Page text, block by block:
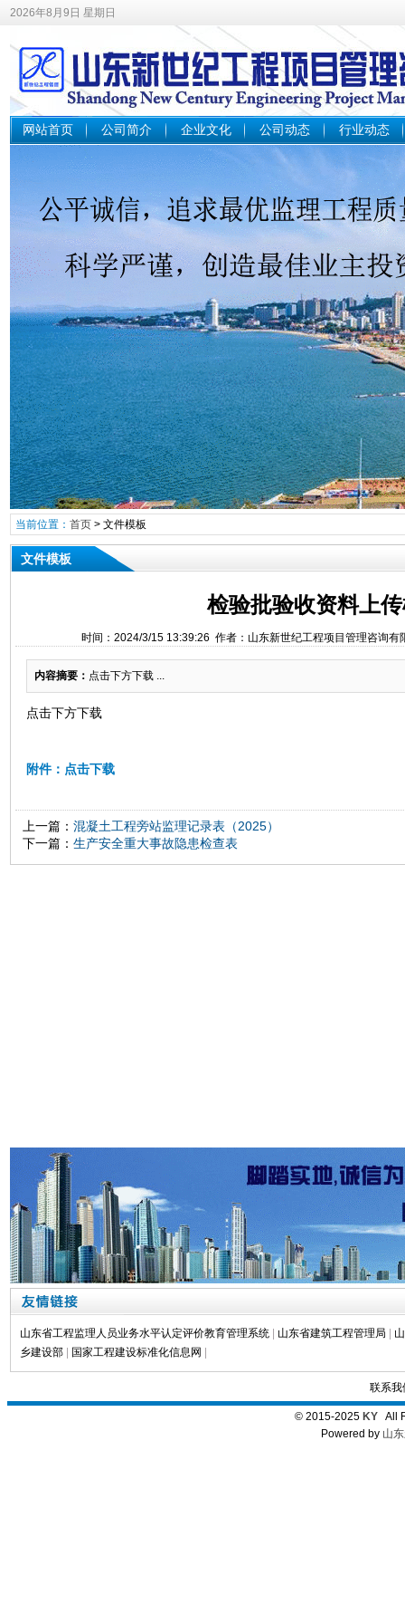
2026年8月9日 星期日
网站首页 公司简介 企业文化 公司动态 行业动态
当前位置： 首页> 文件模板
文件模板
检验批验收资料上
时间：2024/3/15 13:39:26 作者：山东新世纪工程项目管理咨询
内容摘要： 点击下方下载 ...
点击下方下载
附件：点击下载
上一篇： 混凝土工程旁站监理记录表（2025）
下一篇： 生产安全重大事故隐患检查表
山东省工程监理人员业务水平认定评价教育管理系统 山东省建筑工程管理局
乡建设部
国家工程建设标准化信息网
联系我
© 2015-2025 KY All
Powered by 山